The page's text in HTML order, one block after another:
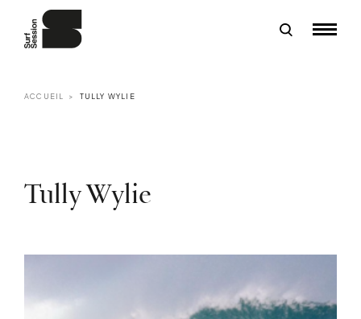
ACCUEIL TULLY WYLIE
Tully Wylie